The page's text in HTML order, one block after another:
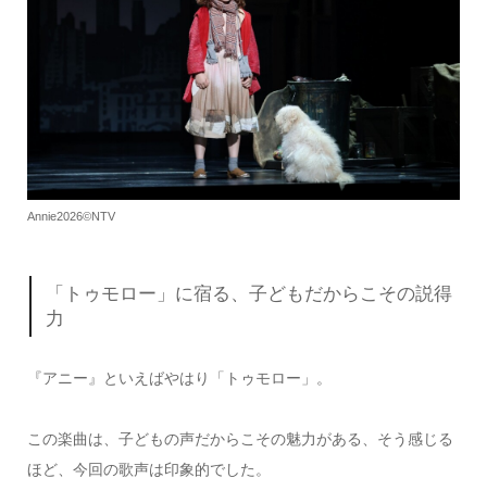
Annie2026©NTV
「トゥモロー」に宿る、子どもだからこその説得
力
『アニー』といえばやはり「トゥモロー」。
この楽曲は、子どもの声だからこその魅力がある、そう感じる
ほど、今回の歌声は印象的でした。